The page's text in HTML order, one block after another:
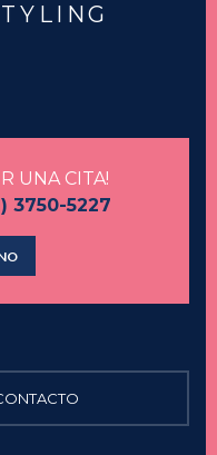
UNA CITA!
3750-5227